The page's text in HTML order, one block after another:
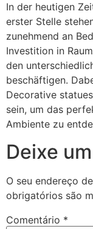
In der heutigen
erster Stelle
zunehmend an
Investition in
den
beschäftigen.
Decorative
sein, um das
Ambiente zu
Deixe
O seu endereço
obrigatórios são
Comentário *